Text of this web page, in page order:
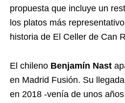
propuesta que incluye un
los platos más
historia de El Celler de Can
El chileno Benjamín Nast
en Madrid Fusión. Su
en 2018 -venía de unos